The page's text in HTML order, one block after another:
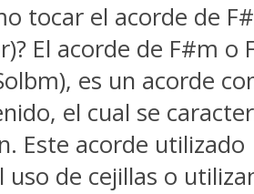
tocar el acorde de
El acorde de F#m o
es un acorde
el cual se
Este acorde utilizado
de cejillas o